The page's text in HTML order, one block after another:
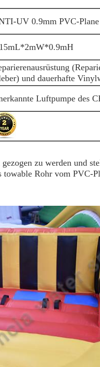
UV 0.9mm PVC-
und dauerhafte
Luftpumpe des
zu werden und
Rohr vom PVC-